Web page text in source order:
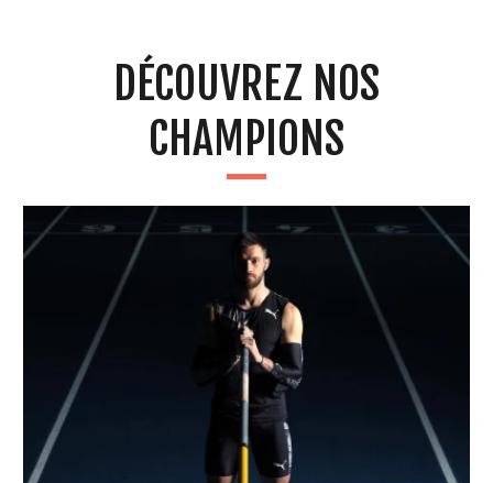
DÉCOUVREZ NOS
CHAMPIONS